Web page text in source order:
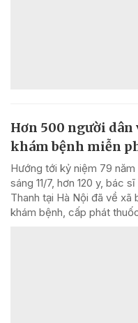
Hơn 500 người dân
khám bệnh miễn
Hướng tới kỷ niệm 79
sáng 11/7, hơn 120 y, bác
Thanh tại Hà Nội đã về xã
khám bệnh, cấp phát